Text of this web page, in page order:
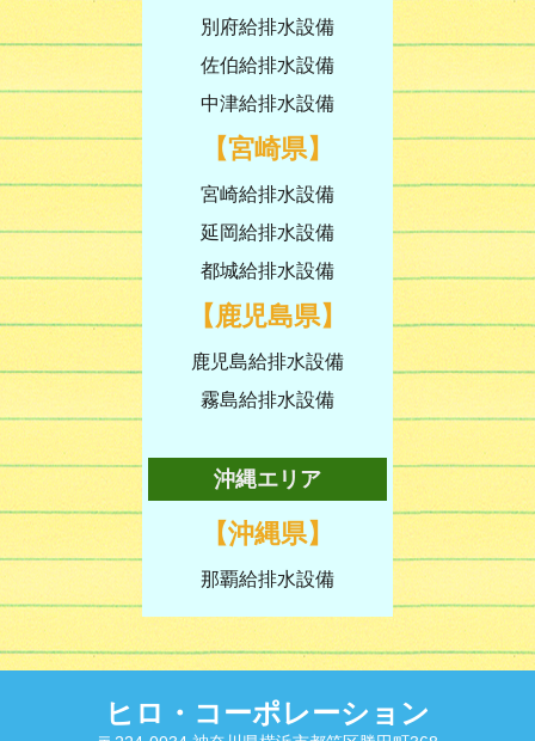
別府給排水設備
佐伯給排水設備
中津給排水設備
【宮崎県】
宮崎給排水設備
延岡給排水設備
都城給排水設備
【鹿児島県】
鹿児島給排水設備
霧島給排水設備
沖縄エリア
【沖縄県】
那覇給排水設備
ヒロ・コーポレーション